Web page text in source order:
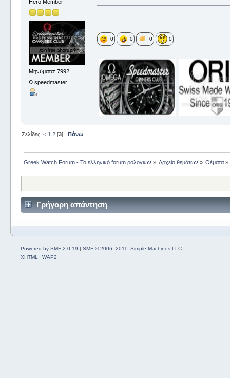
Hero Member
Μηνύματα: 7992
Ω speedmaster
0 0 0 0
Σελίδες: < 1 2[3] Πάνω
Greek Watch Forum - Το ελληνικό forum ρολογιών » Αρχείο θεμάτων » Θέματα »
Γρήγορη απάντηση
Powered by SMF 2.0.19 | SMF © 2006–2011, Simple Machines LLC
XHTML
WAP2